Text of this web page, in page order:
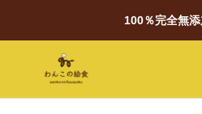
100％完全無